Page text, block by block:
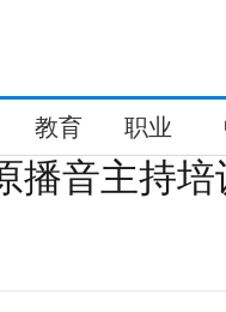
教育 职业
播音主持